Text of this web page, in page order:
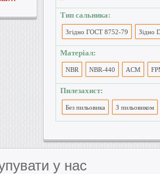
Тип сальника:
Згідно ГОСТ 8752-79 Зідно
Матеріал:
NBR NBR-440 ACM
Пилезахист:
Без пильовика З пильовиком
у нас